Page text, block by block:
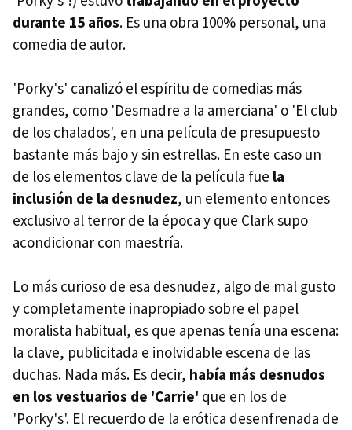
durante 15 años. Es una obra 100% personal, una
comedia de autor.
'Porky's' canalizó el espíritu de comedias más
grandes, como 'Desmadre a la amerciana' o 'El club
de los chalados', en una película de presupuesto
bastante más bajo y sin estrellas. En este caso un
de los elementos clave de la película fue la
inclusión de la desnudez, un elemento entonces
exclusivo al terror de la época y que Clark supo
acondicionar con maestría.
Lo más curioso de esa desnudez, algo de mal gusto
y completamente inapropiado sobre el papel
moralista habitual, es que apenas tenía una escena:
la clave, publicitada e inolvidable escena de las
duchas. Nada más. Es decir, había más desnudos
en los vestuarios de 'Carrie' que en los de
'Porky's'. El recuerdo de la erótica desenfrenada de